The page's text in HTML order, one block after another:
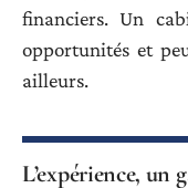
financiers. Un
opportunités et
ailleurs.
L’expérience, un